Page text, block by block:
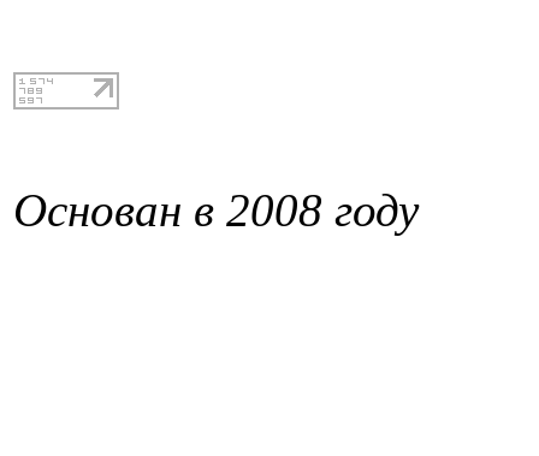
Основан в 2008 году